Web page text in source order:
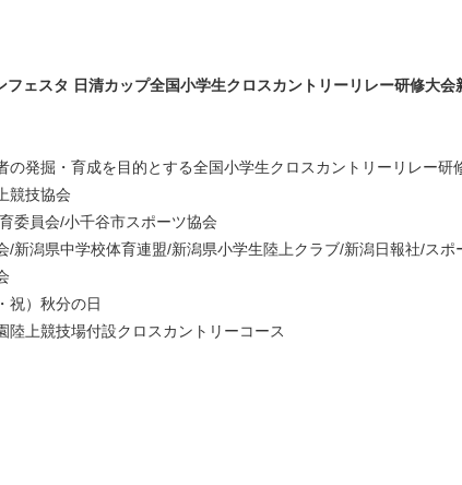
ェスタ 日清カップ全国小学生クロスカントリーリレー研修大会
掘・育成を目的とする全国小学生クロスカントリーリレー研修
技協会
員会/小千谷市スポーツ協会
県中学校体育連盟/新潟県小学生陸上クラブ/新潟日報社/スポ
）秋分の日
競技場付設クロスカントリーコース